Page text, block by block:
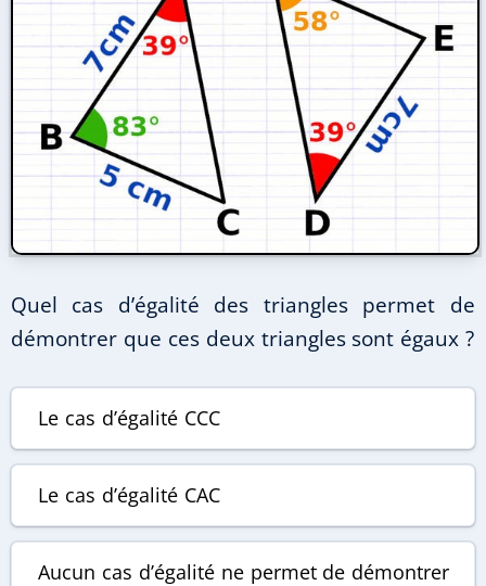
Quel cas d’égalité des triangles permet de
démontrer que ces deux triangles sont égaux ?
Le cas d’égalité CCC
Le cas d’égalité CAC
Aucun cas d’égalité ne permet de démontrer